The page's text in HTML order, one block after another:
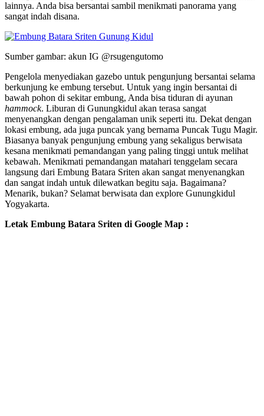
lainnya. Anda bisa bersantai sambil menikmati panorama yang
sangat indah disana.
Sumber gambar: akun IG @rsugengutomo
Pengelola menyediakan gazebo untuk pengunjung bersantai selama
berkunjung ke embung tersebut. Untuk yang ingin bersantai di
bawah pohon di sekitar embung, Anda bisa tiduran di ayunan
hammock. Liburan di Gunungkidul akan terasa sangat
menyenangkan dengan pengalaman unik seperti itu. Dekat dengan
lokasi embung, ada juga puncak yang bernama Puncak Tugu Magir.
Biasanya banyak pengunjung embung yang sekaligus berwisata
kesana menikmati pemandangan yang paling tinggi untuk melihat
kebawah. Menikmati pemandangan matahari tenggelam secara
langsung dari Embung Batara Sriten akan sangat menyenangkan
dan sangat indah untuk dilewatkan begitu saja. Bagaimana?
Menarik, bukan? Selamat berwisata dan explore Gunungkidul
Yogyakarta.
Letak Embung Batara Sriten di Google Map :